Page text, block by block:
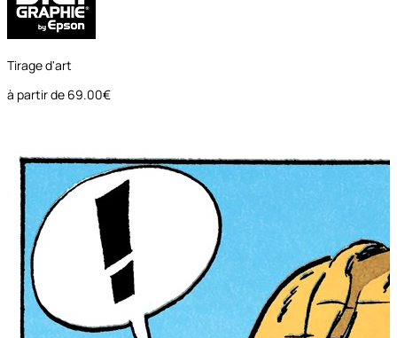
Tirage d'art
à partir de 69.00€